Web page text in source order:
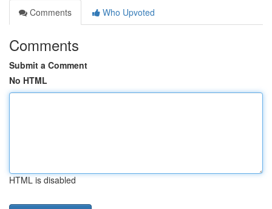
Comments
Who Upvoted
Comments
Submit a Comment
No HTML
HTML is disabled